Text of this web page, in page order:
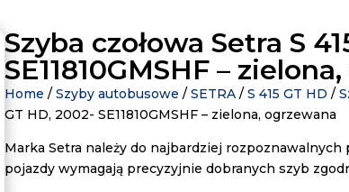
Szyba czołowa Setra S
SE11810GMSHF –
Home /Szyby autobusowe /SETRA /S 415 GT HD /
GT HD, 2002- SE11810GMSHF – zielona, ogrzewana
Marka Setra należy do najbardziej
pojazdy wymagają precyzyjnie dobranych szyb